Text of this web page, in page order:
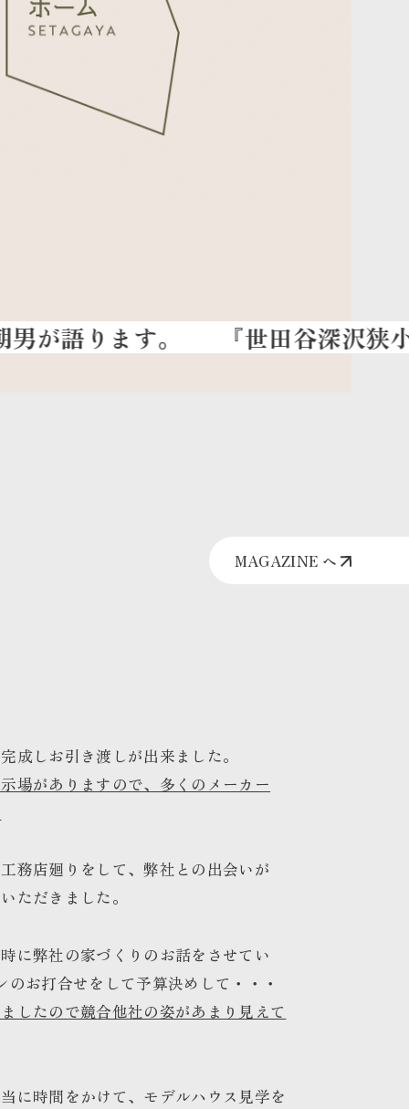
『世田谷深沢狭小3階建
MAGAZINE へ
成しお引き渡しが出来ました。
場がありますので、多くのメーカー
務店廻りをして、弊社との出会いが
ただきました。
に弊社の家づくりのお話をさせてい
お打合せをして予算決めして・・・
したので競合他社の姿があまり見えて
に時間をかけて、モデルハウス見学を